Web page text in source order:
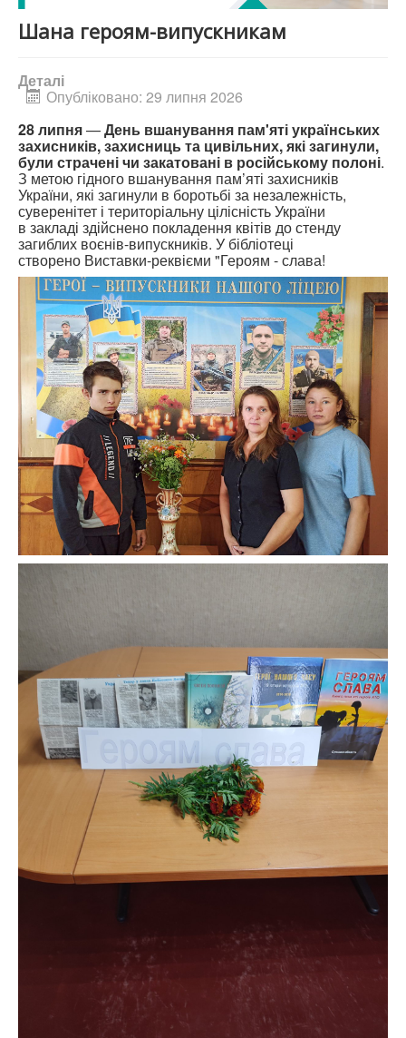
Шана героям-випускникам
Деталі
Опубліковано: 29 липня 2026
28 липня—День вшанування пам'яті українських
захисників, захисниць та цивільних, які загинули,
були страчені чи закатовані в російському полоні.
З метою гідного вшанування пам’яті захисників
України, які загинули в боротьбі за незалежність,
суверенітет і територіальну цілісність України
в закладі здійснено покладення квітів до стенду
загиблих воєнів-випускників. У бібліотеці
створено Виставки-реквієми "Героям - слава!